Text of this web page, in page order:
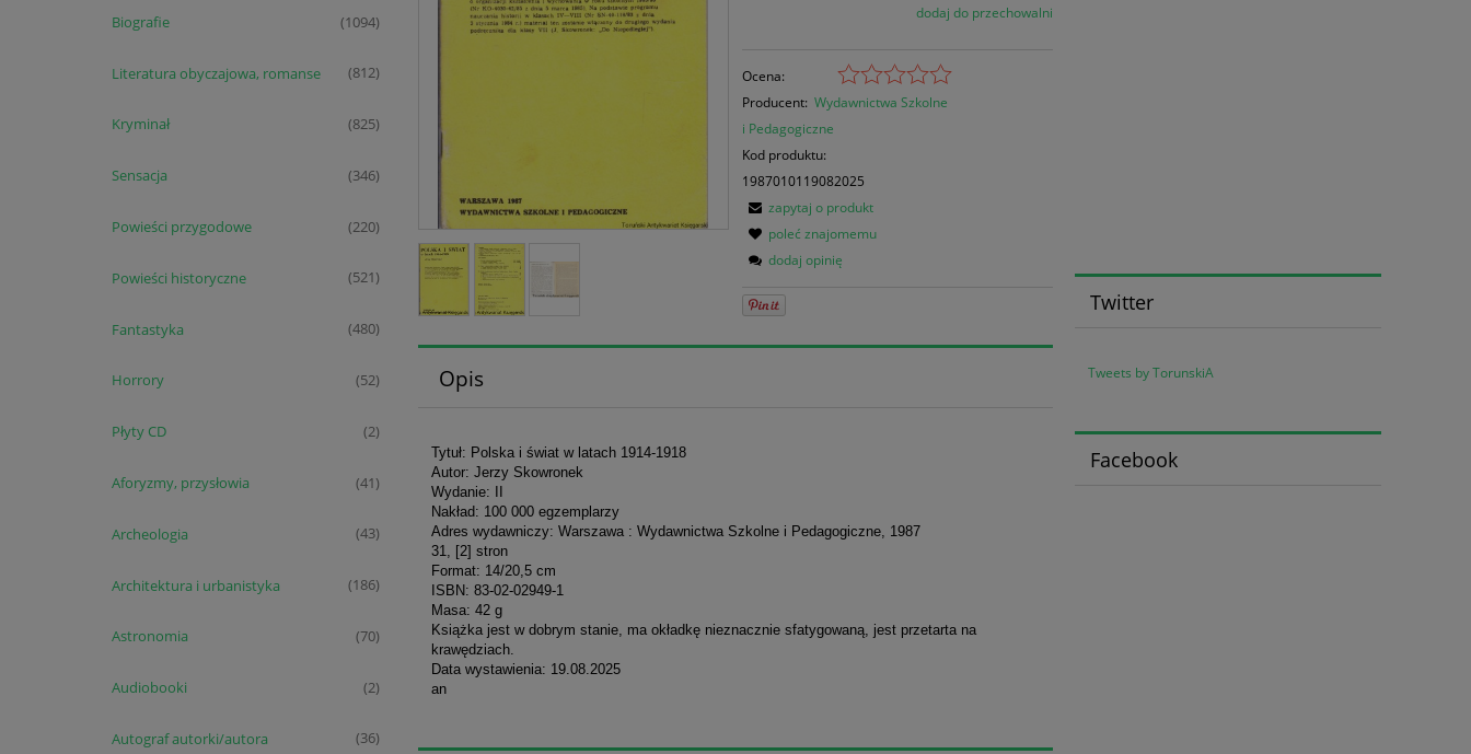
Biografie (1094)
Literatura obyczajowa, romanse (812)
Kryminał (825)
Sensacja (346)
Powieści przygodowe (220)
Powieści historyczne (521)
Fantastyka (480)
Horrory (52)
Płyty CD (2)
Aforyzmy, przysłowia (41)
Archeologia (43)
Architektura i urbanistyka (186)
Astronomia (70)
Audiobooki (2)
Autograf autorki/autora (36)
dodaj do przechowalni
Ocena:
Producent: Wydawnictwa Szkolne
i Pedagogiczne
Kod produktu:
1987010119082025
zapytaj o produkt
poleć znajomemu
dodaj opinię
Opis
Tytuł: Polska i świat w latach 1914-1918
Autor: Jerzy Skowronek
Wydanie: II
Nakład: 100 000 egzemplarzy
Adres wydawniczy: Warszawa : Wydawnictwa Szkolne i Pedagogiczne, 1987
31, [2] stron
Format: 14/20,5 cm
ISBN: 83-02-02949-1
Masa: 42 g
Książka jest w dobrym stanie, ma okładkę nieznacznie sfatygowaną, jest przetarta na
krawędziach.
Data wystawienia: 19.08.2025
an
Twitter
Tweets by TorunskiA
Facebook